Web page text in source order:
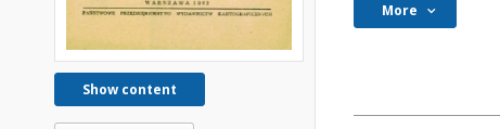
Show content
More